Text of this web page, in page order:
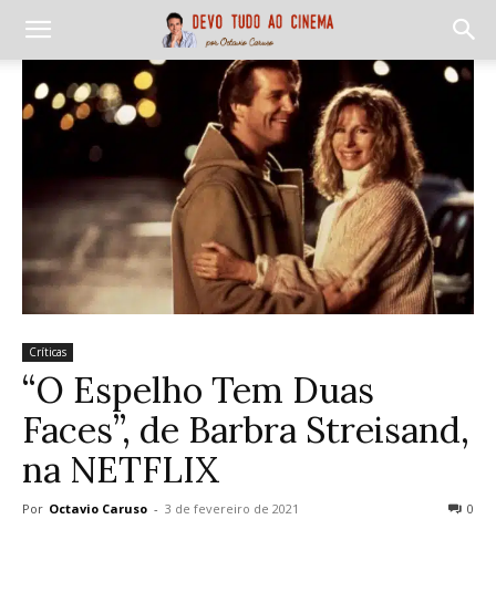
Críticas
“O Espelho Tem Duas
Faces”, de Barbra Streisand,
na NETFLIX
Por Octavio Caruso - 3 de fevereiro de 2021 0